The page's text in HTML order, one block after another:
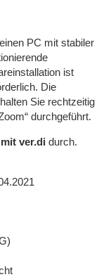
PC mit stabiler
ist
Die
Sie rechtzeitig
durchgeführt.
ver.di durch.